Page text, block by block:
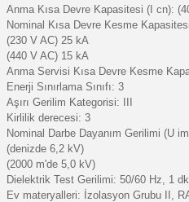
Anma Kısa Devre Kapasitesi (I cn):
Nominal Kısa Devre Kesme
(230 V AC) 25 kA
(440 V AC) 15 kA
Anma Servisi Kısa Devre Kesme
Enerji Sınırlama Sınıfı: 3
Aşırı Gerilim Kategorisi: III
Kirlilik derecesi: 3
Nominal Darbe Dayanım Gerilimi (U
(denizde 6,2 kV)
(2000 m'de 5,0 kV)
Dielektrik Test Gerilimi: 50/60 Hz, 1
Ev materyalleri: İzolasyon Grubu II,